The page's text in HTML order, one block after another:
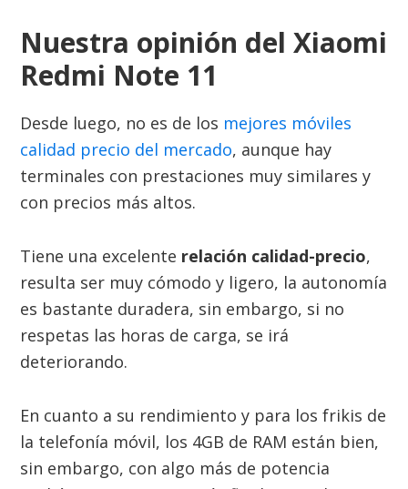
Nuestra opinión del Xiaomi
Redmi Note 11
Desde luego, no es de los mejores móviles
calidad precio del mercado, aunque hay
terminales con prestaciones muy similares y
con precios más altos.
Tiene una excelente relación calidad-precio,
resulta ser muy cómodo y ligero, la autonomía
es bastante duradera, sin embargo, si no
respetas las horas de carga, se irá
deteriorando.
En cuanto a su rendimiento y para los frikis de
la telefonía móvil, los 4GB de RAM están bien,
sin embargo, con algo más de potencia